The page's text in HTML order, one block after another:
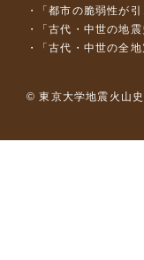
「都市の脆弱性が
「古代・中世の地
「古代・中世の全
© 東京大学地震火山